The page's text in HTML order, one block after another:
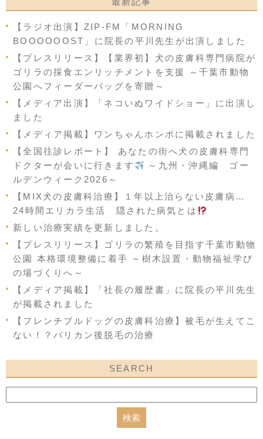
【ラジオ出演】ZIP-FM「MORNING
BOOOOOOST」に院長の平川先生が出演しました
【プレスリリース】【業界初】犬の皮膚科専門病院が
ゴリラの採食エンリッチメントを支援 ～千葉市動物
公園へフィーダーバッグを寄贈～
【メディア出演】「ネコいぬワイドショー」に出演し
ました
【メディア掲載】ワンちゃんホンポに掲載されました
【全国往診レポート】 あなたの街へ犬の皮膚科専門
ドクターが会いに行きます
～九州・沖縄編 ゴー
ルデンウィーク2026～
【MIX犬の皮膚科治療】１年以上治らない皮膚病…
24時間エリカラ生活 隠された病気とは
新しい治療実績を更新しました。
【プレスリリース】ゴリラの繁殖を目指す千葉市動物
公園 本格環境整備に着手 ～樹木設置・動物福祉学び
の場づくりへ～
【メディア掲載】「社長の履歴書」に院長の平川先生
が掲載されました
【フレンチブルドッグの皮膚科治療】被毛が生えてこ
ない！？バリカン後脱毛の治療
SEARCH